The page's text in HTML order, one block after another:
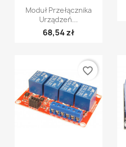
Szybki podgląd
Moduł Przełącznika
Urządzeń...
68,54 zł
favorite_border